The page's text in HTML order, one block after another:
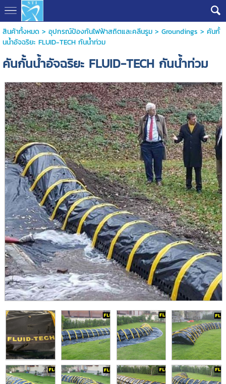
สินค้าทั้งหมด> อุปกรณ์ป้องกันไฟฟ้าสถิตและคลีนรูม> Groundings > คันกั้
นน้ำอัจฉริยะ FLUID-TECH กันน้ำท่วม
คันกั้นน้ำอัจฉริยะ FLUID-TECH กันน้ำท่วม